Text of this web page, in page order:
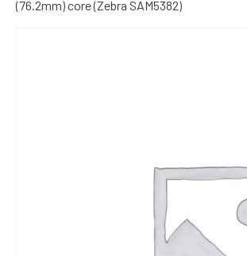
(76.2mm) core (Zebra SAM5382)